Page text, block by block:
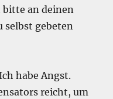
an deinen
selbst gebeten
habe Angst.
reicht, um